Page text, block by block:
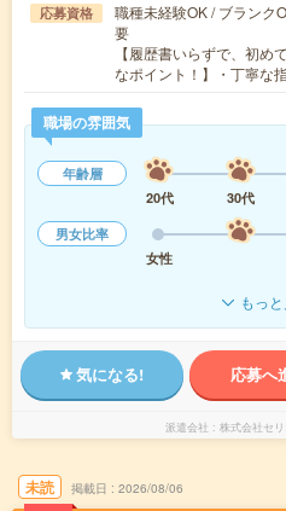
応募資格
職種未経験OK / ブランク
要
【履歴書いらずで、初め
なポイント！】・丁寧な
職場の雰囲気
年齢層
20代
30代
男女比率
女性
もっ
気になる! 応募へ
派遣会社 株式会社セ
未読 掲載日 2026/08/06